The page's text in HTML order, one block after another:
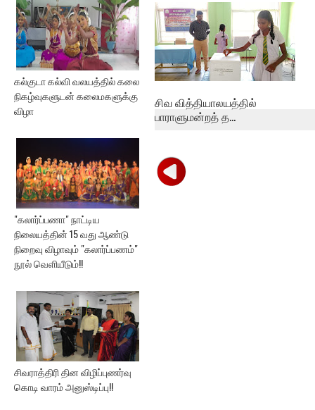
கல்குடா கல்வி வலயத்தில் கலை
நிகழ்வுகளுடன் கலைமகளுக்கு
விழா
"கலார்ப்பணா" நாட்டிய
நிலையத்தின் 15 வது ஆண்டு
நிறைவு விழாவும் "கலார்ப்பணம்"
நூல் வெளியீடும்!!
சிவராத்திரி தின விழிப்புணர்வு
கொடி வாரம் அனுஸ்டிப்பு!!
கல்குடா கல்வி வலயத்தின்
இணையத்தளம் ...
சிவ வித்தியாலயத்தில்
பாராளுமன்றத் த...